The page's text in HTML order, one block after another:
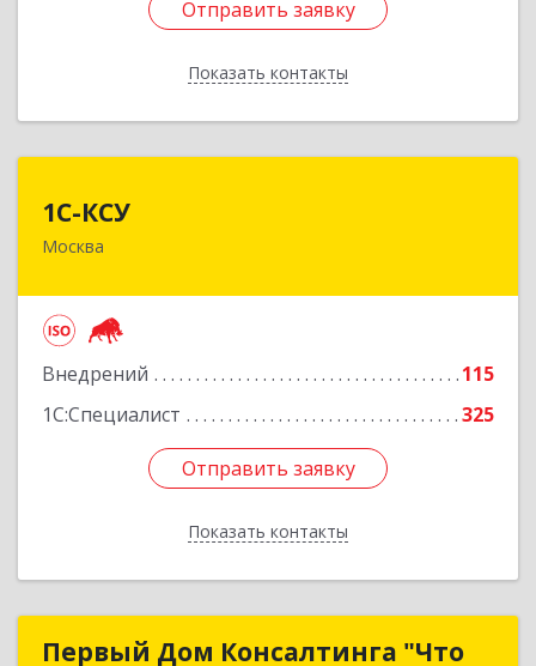
Отправить заявку
Показать контакты
Отправить заявку
Назад
1С-КСУ
Москва
Внедрений
115
1С:Специалист
325
Отправить заявку
Показать контакты
129090, Москва г, вн.тер.г. муниципальный
Подробнее
Отправить заявку
Назад
Первый Дом Консалтинга "Что
Первый Дом Консалтинга "Что